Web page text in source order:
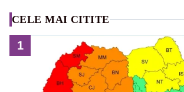
CELE MAI CITITE
1